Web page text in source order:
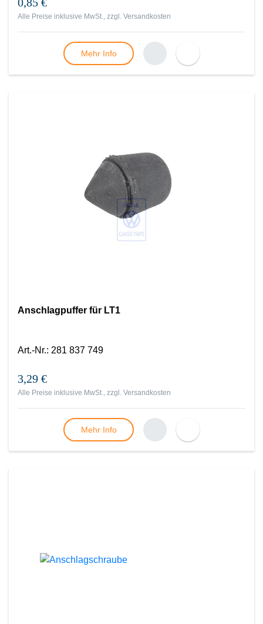
Alle Preise inklusive MwSt., zzgl. Versandkosten
Mehr Info
Anschlagpuffer für LT1
Art.-Nr.: 281 837 749
3,29 €
Alle Preise inklusive MwSt., zzgl. Versandkosten
Mehr Info